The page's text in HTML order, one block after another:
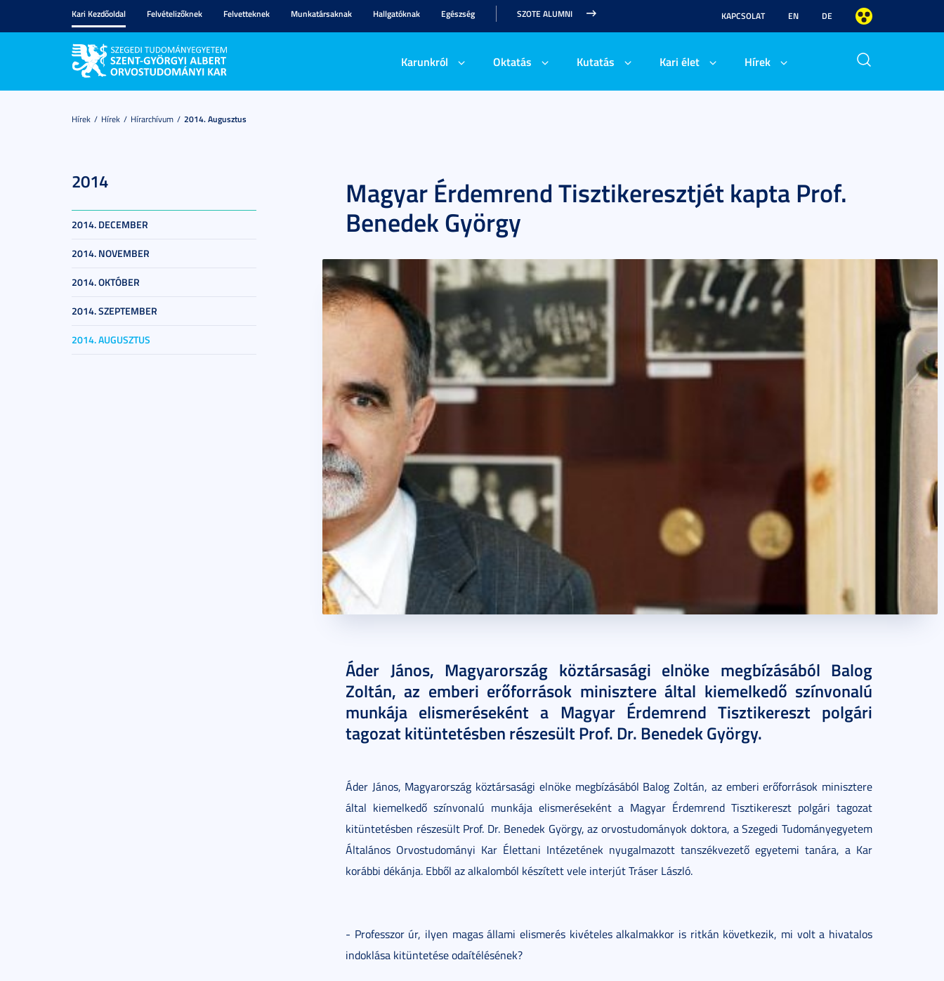
Kari Kezdőoldal Felvételizőknek Felvetteknek Munkatársaknak Hallgatóknak Egészség SZOTE ALUMNI KAPCSOLAT EN DE
Karunkról Oktatás Kutatás Kari élet Hírek
Hírek Hírek Hírarchívum 2014. Augusztus
2014
2014. DECEMBER
2014. NOVEMBER
2014. OKTÓBER
2014. SZEPTEMBER
2014. AUGUSZTUS
Magyar Érdemrend Tisztikeresztjét kapta Prof.
Benedek György
Áder János, Magyarország köztársasági elnöke megbízásából Balog
Zoltán, az emberi erőforrások minisztere által kiemelkedő színvonalú
munkája elismeréseként a Magyar Érdemrend Tisztikereszt polgári
tagozat kitüntetésben részesült Prof. Dr. Benedek György.
Áder János, Magyarország köztársasági elnöke megbízásából Balog Zoltán, az emberi erőforrások minisztere
által kiemelkedő színvonalú munkája elismeréseként a Magyar Érdemrend Tisztikereszt polgári tagozat
kitüntetésben részesült Prof. Dr. Benedek György, az orvostudományok doktora, a Szegedi Tudományegyetem
Általános Orvostudományi Kar Élettani Intézetének nyugalmazott tanszékvezető egyetemi tanára, a Kar
korábbi dékánja. Ebből az alkalomból készített vele interjút Tráser László.
- Professzor úr, ilyen magas állami elismerés kivételes alkalmakkor is ritkán következik, mi volt a hivatalos
indoklása kitüntetése odaítélésének?